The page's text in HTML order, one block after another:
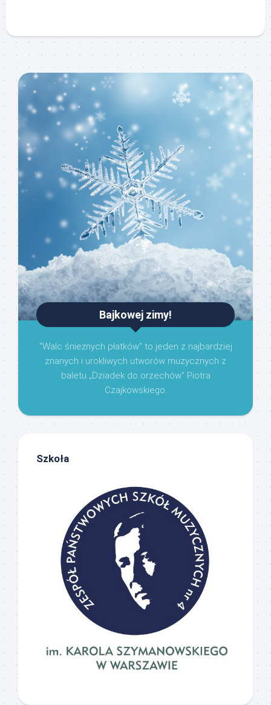
Bajkowej zimy!
"Walc śnieżnych płatków" to jeden z najbardziej
znanych i urokliwych utworów muzycznych z
baletu „Dziadek do orzechów” Piotra
Czajkowskiego.
Szkoła